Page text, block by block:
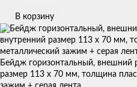
В корзину
Бейдж горизонтальный, внешний
размер 113 х 70 мм, толщина